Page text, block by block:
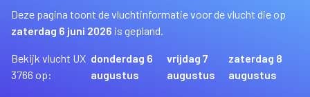
Deze pagina toont de vluchtinformatie voor de vlucht die op
zaterdag 6 juni 2026 is gepland.
Bekijk vlucht UX
3766 op:
donderdag 6
augustus
vrijdag 7
augustus
zaterdag 8
augustus